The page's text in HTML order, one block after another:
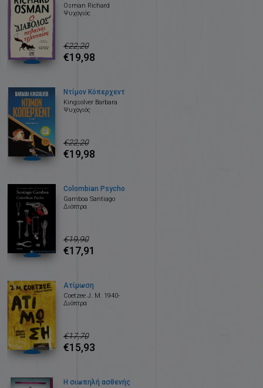
Osman Richard
Ψυχογιός
€22,20
€19,98
Ντίμον Κόπερχεντ
Kingsolver Barbara
Ψυχογιός
€22,20
€19,98
Colombian Psycho
Gamboa Santiago
Διόπτρα
€19,90
€17,91
Ατίμωση
Coetzee J. M. 1940-
Διόπτρα
€17,70
€15,93
Η σιωπηλή ασθενής